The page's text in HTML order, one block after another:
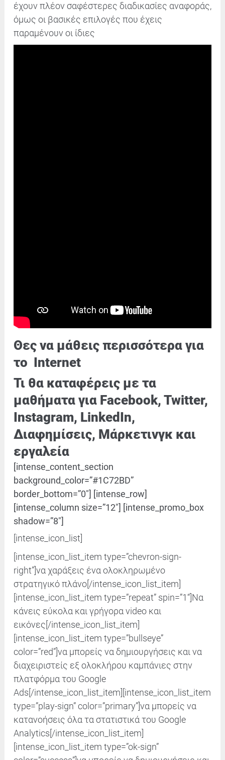
έχουν πλέον σαφέστερες διαδικασίες αναφοράς,
όμως οι βασικές επιλογές που έχεις
παραμένουν οι ίδιες
Θες να μάθεις περισσότερα για
το Internet
Τι θα καταφέρεις με τα
μαθήματα για Facebook, Twitter,
Instagram, LinkedIn,
Διαφημίσεις, Mάρκετινγκ και
εργαλεία
[intense_content_section
background_color=”#1C72BD”
border_bottom=”0″] [intense_row]
[intense_column size=”12″] [intense_promo_box
shadow=”8″]
[intense_icon_list]
[intense_icon_list_item type=”chevron-sign-
right”]να χαράξεις ένα ολοκληρωμένο
στρατηγικό πλάνο[/intense_icon_list_item]
[intense_icon_list_item type=”repeat” spin=”1“]Nα
κάνεις εύκολα και γρήγορα video και
εικόνες[/intense_icon_list_item]
[intense_icon_list_item type=”bullseye”
color=”red”]να μπορείς να δημιουργήσεις και να
διαχειριστείς εξ ολοκλήρου καμπάνιες στην
πλατφόρμα του Google
Ads[/intense_icon_list_item][intense_icon_list_item
type=”play-sign” color=”primary”]να μπορείς να
κατανοήσεις όλα τα στατιστικά του Google
Analytics[/intense_icon_list_item]
[intense_icon_list_item type=”ok-sign”